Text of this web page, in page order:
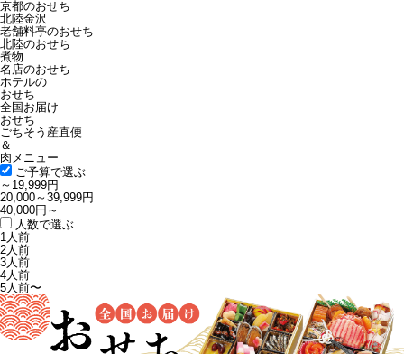
京都のおせち
北陸金沢
老舗料亭のおせち
北陸のおせち
煮物
名店のおせち
ホテルの
おせち
全国お届け
おせち
ごちそう産直便
＆
肉メニュー
ご予算で選ぶ
～19,999円
20,000～39,999円
40,000円～
人数で選ぶ
1人前
2人前
3人前
4人前
5人前〜